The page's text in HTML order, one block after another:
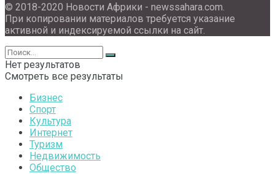
© 2018-2020 Новости Африки - newssahara.com.
При копировании материалов требуется указание
активной и индексируемой ссылки на сайт.
Нет результатов
Смотреть все результаты
Бизнес
Спорт
Культура
Интернет
Туризм
Недвижимость
Общество